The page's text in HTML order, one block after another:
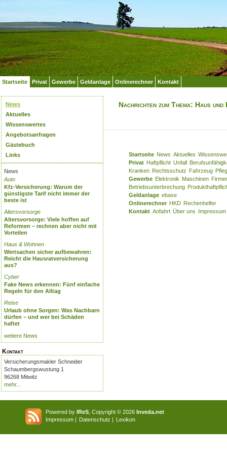
Startseite Privat Gewerbe Geldanlage Onlinerechner Kontakt
News
Aktuelles
Wissenswertes
Angebotsanfragen
Gästebuch
Links
News
Auto
Kfz-Versicherung: Warum der
günstigste Tarif nicht immer der
beste ist
Altersvorsorge
Altersvorsorge: Viele hoffen auf
Reformen – rechnen aber nicht mit
Vorteilen
Haus & Wohnen
Wertsachen sicher aufbewahren:
Reicht die Hausratversicherung
aus?
Cyber
Fake News erkennen: Fünf einfache
Regeln für den Alltag
Reise
Urlaub ohne Sorgen: Was Nachbarn
dürfen – und wer bei Schäden
haftet
weitere News
Kontakt
Versicherungsmakler Schneider
Schaumbergswustung 1
96268 Mitwitz
mehr...
Nachrichten zum Thema: Haus
Startseite News Aktuelles
Privat Haftpflicht Unfall
Kranken Rechtsschutz Fahrzeug
Gewerbe Elektronik Maschinen
Betriebsunterbrechung
Geldanlage ebase
Onlinerechner HKD Rechenhelfer
Kontakt Anfahrt Über uns Impressum
Powered by IReS , Copyright © 2026 Inveda.net
Impressum | Datenschutz | Lexikon